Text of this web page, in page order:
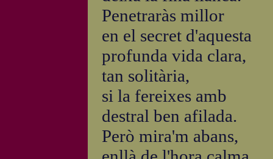
Penetraràs millor
en el secret d'aquesta
profunda vida clara,
tan solitària,
si la fereixes amb
destral ben afilada.
Però mira'm abans,